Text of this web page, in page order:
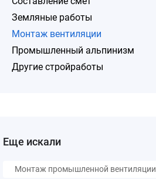
Земляные работы
Монтаж вентиляции
Промышленный альпинизм
Другие стройработы
Еще искали
Монтаж промышленной вентиляции